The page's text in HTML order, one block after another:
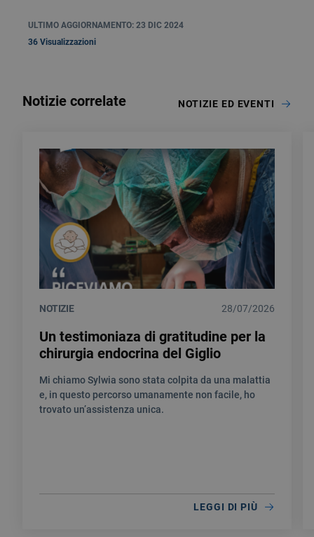
ULTIMO AGGIORNAMENTO: 23 DIC 2024
36 Visualizzazioni
Notizie correlate NOTIZIE ED EVENTI
NOTIZIE 28/07/2026
Un testimoniaza di gratitudine per la
chirurgia endocrina del Giglio
Mi chiamo Sylwia sono stata colpita da una malattia
e, in questo percorso umanamente non facile, ho
trovato un’assistenza unica.
LEGGI DI PIÙ